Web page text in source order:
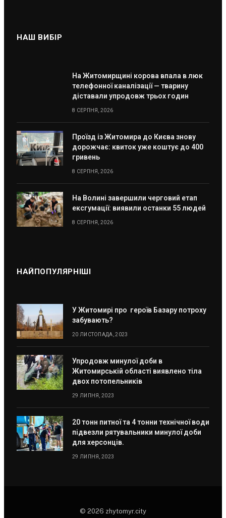
НАШ ВИБІР
На Житомирщині корова впала в люк
телефонної каналізації — тварину
діставали упродовж трьох годин
8 СЕРПНЯ, 2026
Проїзд із Житомира до Києва знову
дорожчає: квиток уже коштує до 400
гривень
8 СЕРПНЯ, 2026
На Волині завершили черговий етап
ексгумації: виявили останки 55 людей
8 СЕРПНЯ, 2026
НАЙПОПУЛЯРНІШІ
У Житомирі про героїв Базару потроху
забувають?
20 ЛИСТОПАДА, 2023
Упродовж минулої доби в
Житомирській області виявлено тіла
двох потопельників
29 ЛИПНЯ, 2023
20 тонн питної та 4 тонни технічної води
підвезли рятувальники минулої доби
для херсонців.
29 ЛИПНЯ, 2023
© 2026 zhytomyr.city